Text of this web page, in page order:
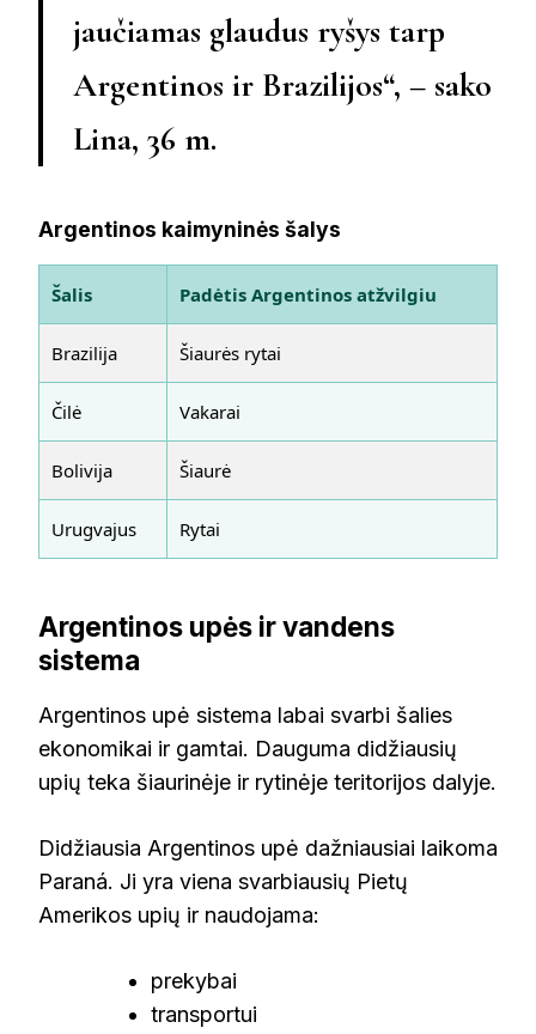
jaučiamas glaudus ryšys tarp
Argentinos ir Brazilijos“, – sako
Lina, 36 m.
Argentinos kaimyninės šalys
Šalis Padėtis Argentinos atžvilgiu
Brazilija Šiaurės rytai
Čilė Vakarai
Bolivija Šiaurė
Urugvajus Rytai
Argentinos upės ir vandens
sistema
Argentinos upė sistema labai svarbi šalies
ekonomikai ir gamtai. Dauguma didžiausių
upių teka šiaurinėje ir rytinėje teritorijos dalyje.
Didžiausia Argentinos upė dažniausiai laikoma
Paraná. Ji yra viena svarbiausių Pietų
Amerikos upių ir naudojama:
prekybai
transportui